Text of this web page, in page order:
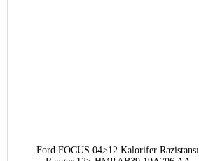
Ford FOCUS 04>12 Kalorifer Razistansı